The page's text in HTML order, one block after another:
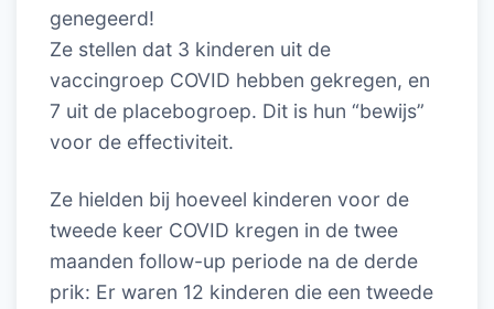
genegeerd!
Ze stellen dat 3 kinderen uit de
vaccingroep COVID hebben gekregen, en
7 uit de placebogroep. Dit is hun “bewijs”
voor de effectiviteit.
Ze hielden bij hoeveel kinderen voor de
tweede keer COVID kregen in de twee
maanden follow-up periode na de derde
prik: Er waren 12 kinderen die een tweede